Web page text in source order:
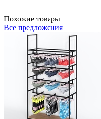
Похожие товары
Все предложения